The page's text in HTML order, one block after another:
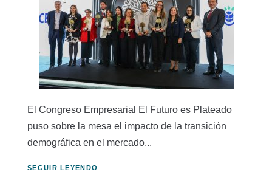
El Congreso Empresarial El Futuro es Plateado
puso sobre la mesa el impacto de la transición
demográfica en el mercado...
SEGUIR LEYENDO